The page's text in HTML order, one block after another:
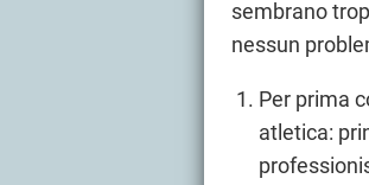
sembrano
nessun
Per prima
atletica: